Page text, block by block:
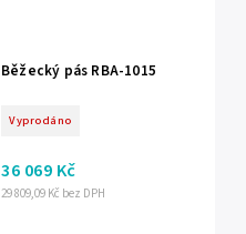
Běžecký pás RBA-1015
Vyprodáno
29 809,09 Kč bez DPH
36 069 Kč